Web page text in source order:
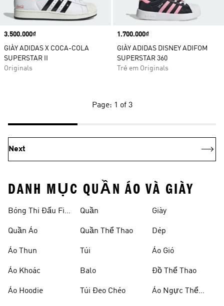
Price
3.500.000₫
GIÀY ADIDAS X COCA-COLA
SUPERSTAR II
Originals
Price
1.700.000₫
GIÀY ADIDAS DISNEY ADIFOM
SUPERSTAR 360
Trẻ em Originals
Page: 1 of 3
Next
DANH MỤC QUẦN ÁO VÀ GIÀY
Bóng Thi Đấu Fifa
Quần Áo
Áo Thun
Áo Khoác
Áo Hoodie
Quần
Quần Thể Thao
Túi
Balo
Túi Đeo Chéo
Giày
Dép
Áo Gió
Đồ Thể Thao
Áo Ngực Thể